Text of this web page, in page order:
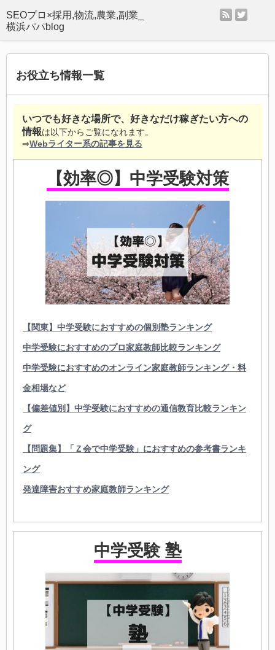
SEOプロ×採用,物流,農業,副業_
横浜パパblog
rss
お役立ち情報一覧
いつでも好きな場所で、好きなだけ稼ぎたい方への
情報は以下からご覧になれます。
⇒Webライター系の記事を見る
【効率◎】中学受験対策
【関東】中学受験におすすめの個別塾ランキング
中学受験におすすめのプロ家庭教師比較ランキング
中学受験におすすめのオンライン家庭教師ランキング・料
金相場など
【偏差値別】中学受験におすすめの通信教育比較ランキン
グ
【問題集】「Ｚ会で中学受験」におすすめの参考書ランキ
ング
発達障害おすすめ家庭教師ランキング
中学受験 塾